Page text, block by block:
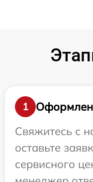
1
Свяжитесь с
оставьте
сервисного